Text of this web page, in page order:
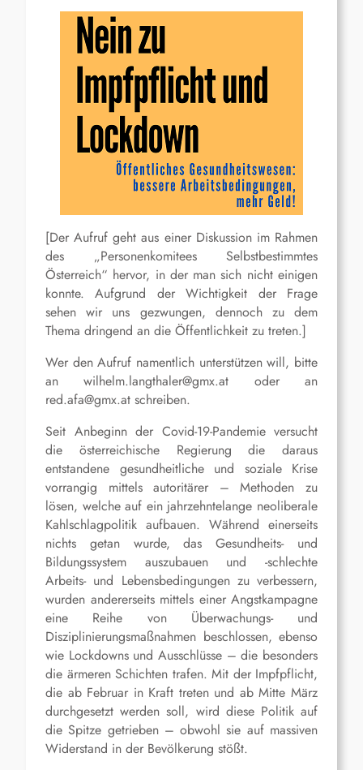
[Der Aufruf geht aus einer Diskussion im Rahmen
des „Personenkomitees Selbstbestimmtes
Österreich“ hervor, in der man sich nicht einigen
konnte. Aufgrund der Wichtigkeit der Frage
sehen wir uns gezwungen, dennoch zu dem
Thema dringend an die Öffentlichkeit zu treten.]
Wer den Aufruf namentlich unterstützen will, bitte
an wilhelm.langthaler@gmx.at oder an
red.afa@gmx.at schreiben.
Seit Anbeginn der Covid-19-Pandemie versucht
die österreichische Regierung die daraus
entstandene gesundheitliche und soziale Krise
vorrangig mittels autoritärer – Methoden zu
lösen, welche auf ein jahrzehntelange neoliberale
Kahlschlagpolitik aufbauen. Während einerseits
nichts getan wurde, das Gesundheits- und
Bildungssystem auszubauen und -schlechte
Arbeits- und Lebensbedingungen zu verbessern,
wurden andererseits mittels einer Angstkampagne
eine Reihe von Überwachungs- und
Disziplinierungsmaßnahmen beschlossen, ebenso
wie Lockdowns und Ausschlüsse – die besonders
die ärmeren Schichten trafen. Mit der Impfpflicht,
die ab Februar in Kraft treten und ab Mitte März
durchgesetzt werden soll, wird diese Politik auf
die Spitze getrieben – obwohl sie auf massiven
Widerstand in der Bevölkerung stößt.